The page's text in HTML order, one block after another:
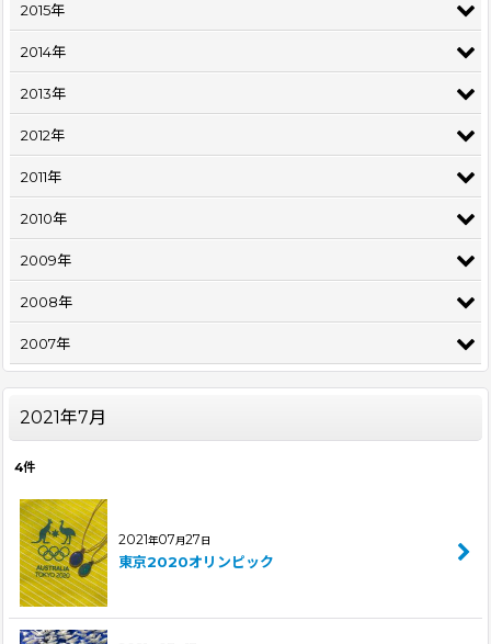
2021年7月
4件
2021年07月27日
東京2020オリンピック
2015年
2014年
2013年
2012年
2011年
2010年
2009年
2008年
2007年